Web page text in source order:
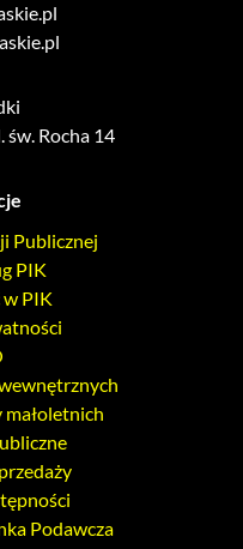
św. Rocha 14
Publicznej
PIK
w PIK
Podawcza